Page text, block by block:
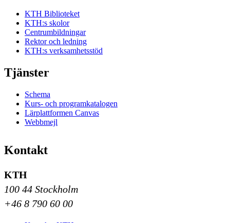
KTH Biblioteket
KTH:s skolor
Centrumbildningar
Rektor och ledning
KTH:s verksamhetsstöd
Tjänster
Schema
Kurs- och programkatalogen
Lärplattformen Canvas
Webbmejl
Kontakt
KTH
100 44 Stockholm
+46 8 790 60 00